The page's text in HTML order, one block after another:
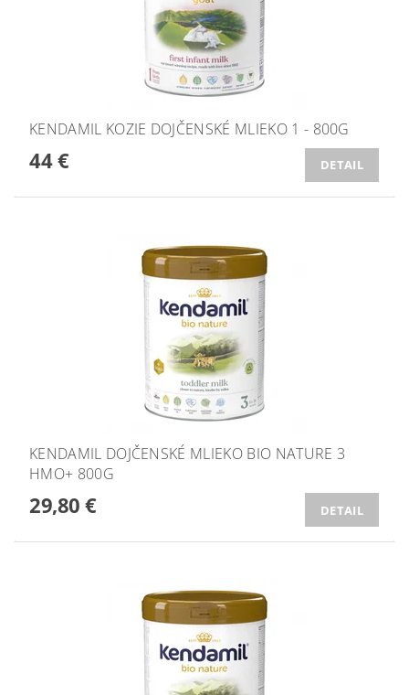
KENDAMIL KOZIE DOJČENSKÉ MLIEKO 1 - 800G
44 € DETAIL
KENDAMIL DOJČENSKÉ MLIEKO BIO NATURE 3
HMO+ 800G
29,80 € DETAIL